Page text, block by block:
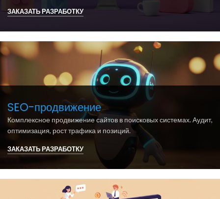
ЗАКАЗАТЬ РАЗРАБОТКУ
SEO-продвижение
Комплексное продвижение сайтов в поисковых системах. Аудит,
оптимизация, рост трафика и позиций.
ЗАКАЗАТЬ РАЗРАБОТКУ